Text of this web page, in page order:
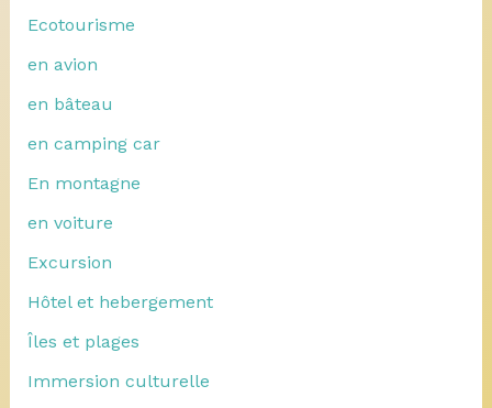
Ecotourisme
en avion
en bâteau
en camping car
En montagne
en voiture
Excursion
Hôtel et hebergement
Îles et plages
Immersion culturelle